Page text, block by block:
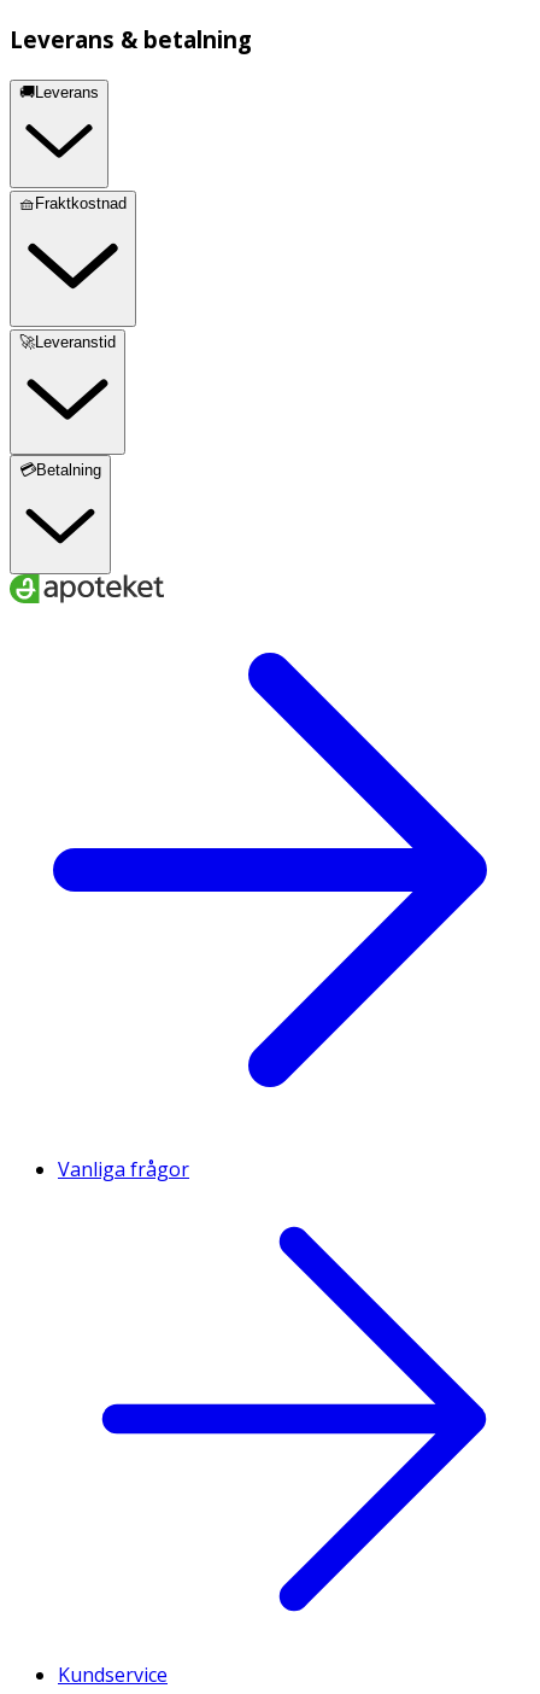
Leverans & betalning
🚚Leverans
🧺Fraktkostnad
🚀Leveranstid
💳Betalning
Vanliga frågor
Kundservice